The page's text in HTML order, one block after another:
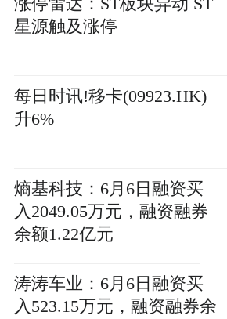
星源触及涨停
每日时讯!移卡(09923.HK)
升6%
熵基科技：6月6日融资买
入2049.05万元，融资融券
余额1.22亿元
涛涛车业：6月6日融资买
入523.15万元，融资融券余